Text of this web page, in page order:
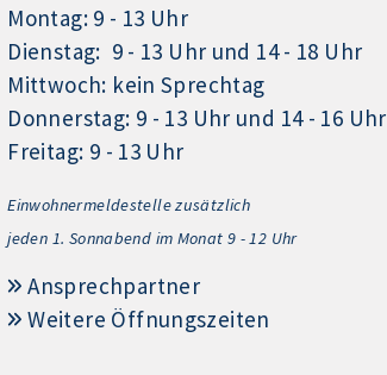
Montag: 9 - 13 Uhr
Dienstag: 9 - 13 Uhr und 14 - 18 Uhr
Mittwoch: kein Sprechtag
Donnerstag: 9 - 13 Uhr und 14 - 16 Uhr
Freitag: 9 - 13 Uhr
Einwohnermeldestelle zusätzlich
jeden 1. Sonnabend im Monat 9 - 12 Uhr
Ansprechpartner
Weitere Öffnungszeiten